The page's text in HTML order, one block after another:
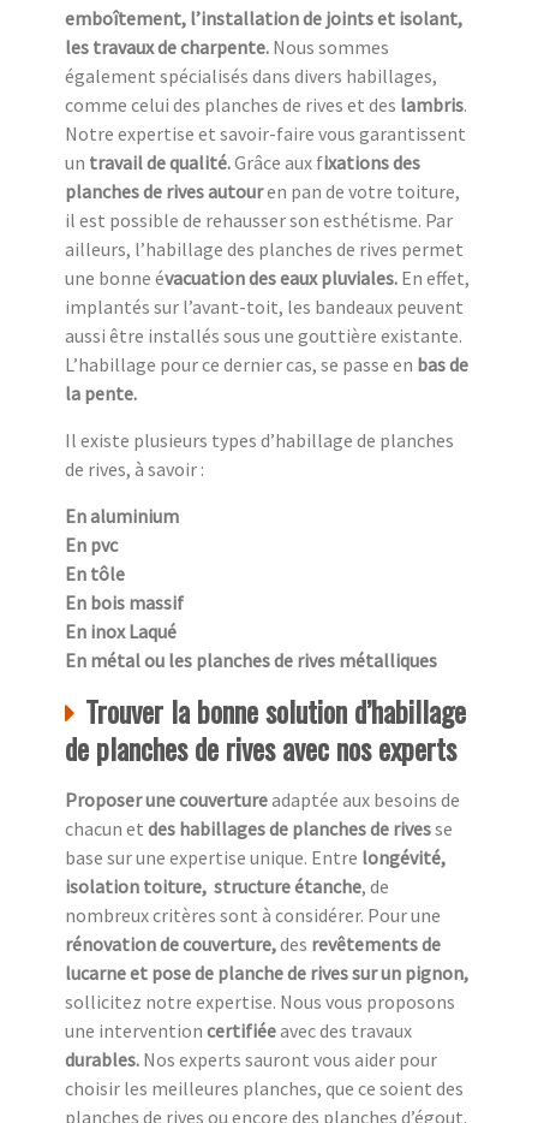
emboîtement, l’installation de joints et isolant,
les travaux de charpente. Nous sommes
également spécialisés dans divers habillages,
comme celui des planches de rives et des lambris.
Notre expertise et savoir-faire vous garantissent
un travail de qualité.Grâce aux fixations des
planches de rives autouren pan de votre toiture,
il est possible de rehausser son esthétisme. Par
ailleurs, l’habillage des planches de rives permet
une bonne évacuation des eaux pluviales. En effet,
implantés sur l’avant-toit, les bandeaux peuvent
aussi être installés sous une gouttière existante.
L’habillage pour ce dernier cas, se passe en bas de
la pente.
Il existe plusieurs types d’habillage de planches
de rives, à savoir :
En aluminium
En pvc
En tôle
En bois massif
En inox Laqué
En métal ou les planches de rives métalliques
Trouver la bonne solution d’habillage
de planches de rives avec nos experts
Proposer une couvertureadaptée aux besoins de
chacun et des habillages de planches de rivesse
base sur une expertise unique. Entre longévité,
isolation toiture, structure étanche, de
nombreux critères sont à considérer. Pour une
rénovation de couverture,des revêtements de
lucarne et pose de planche de rives sur un pignon,
sollicitez notre expertise. Nous vous proposons
une intervention certifiéeavec des travaux
durables. Nos experts sauront vous aider pour
choisir les meilleures planches, que ce soient des
planches de rives ou encore des planches d’égout.